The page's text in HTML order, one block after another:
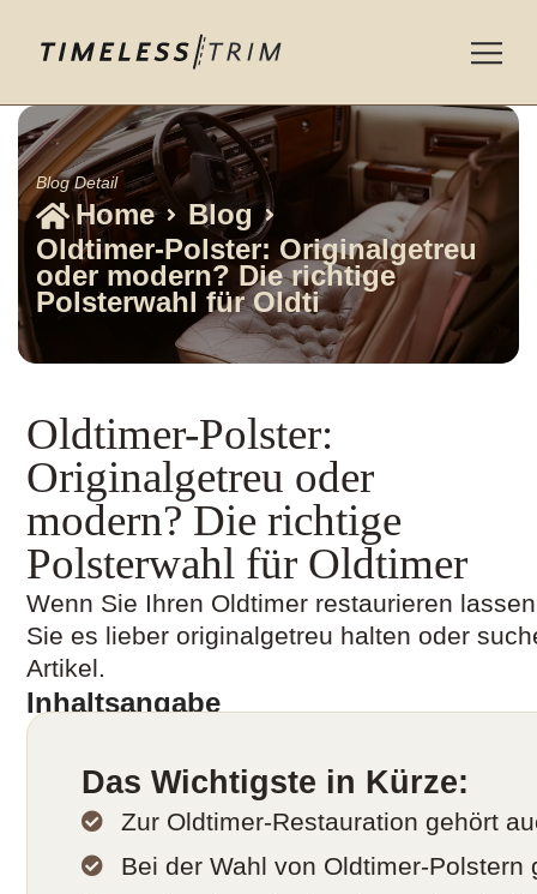
Blog Detail
Home
Blog
Oldtimer-Polster: Originalgetreu
oder modern? Die richtige
Polsterwahl für Oldti
Oldtimer-Polster:
Originalgetreu oder
modern? Die richtige
Polsterwahl für Oldtimer
Wenn Sie Ihren Oldtimer restaurieren
Sie es lieber originalgetreu halten oder
Artikel.
Inhaltsangabe
Das Wichtigste in Kürze:
Zur Oldtimer-Restauration gehört
Bei der Wahl von Oldtimer-